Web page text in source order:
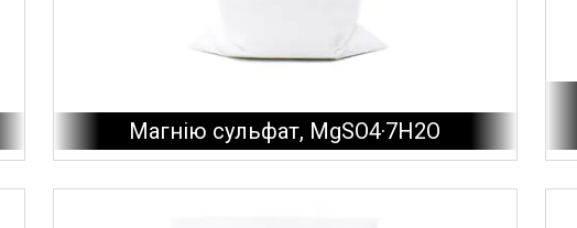
Магнію сульфат, MgSO4·7H2O